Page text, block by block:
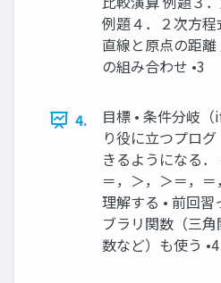
例題４．２次方程
直線と原点の距
の組み合わせ •3
4.
目標 • 条件分岐
り役に立つプロ
きるようになる
＝，＞，＞＝，
理解する • 前回
ブラリ関数（三
数など）も使う •4